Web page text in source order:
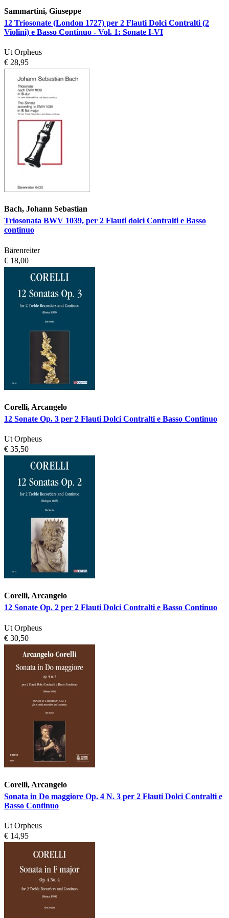
Sammartini, Giuseppe
12 Triosonate (London 1727) per 2 Flauti Dolci Contralti (2
Violini) e Basso Continuo - Vol. 1: Sonate I-VI
Ut Orpheus
€ 28,95
Bach, Johann Sebastian
Triosonata BWV 1039, per 2 Flauti dolci Contralti e Basso
continuo
Bärenreiter
€ 18,00
Corelli, Arcangelo
12 Sonate Op. 3 per 2 Flauti Dolci Contralti e Basso Continuo
Ut Orpheus
€ 35,50
Corelli, Arcangelo
12 Sonate Op. 2 per 2 Flauti Dolci Contralti e Basso Continuo
Ut Orpheus
€ 30,50
Corelli, Arcangelo
Sonata in Do maggiore Op. 4 N. 3 per 2 Flauti Dolci Contralti e
Basso Continuo
Ut Orpheus
€ 14,95